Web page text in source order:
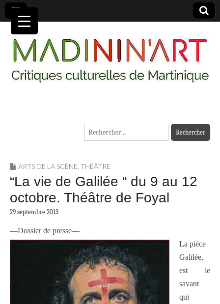
MADININ'ART
Rechercher :
ARTS DE LA SCÈNE, THÉÂTRE
“La vie de Galilée “ du 9 au 12
octobre. Théâtre de Foyal
29 septembre 2013
—Dossier de presse—
La pièce
Galilée,
est le
savant
qui